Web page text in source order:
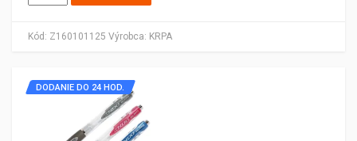
Kód: Z160101125 Výrobca: KRPA
DODANIE DO 24 HOD.